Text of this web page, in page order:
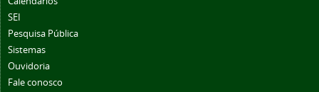
SEI
Pesquisa Pública
Sistemas
Ouvidoria
Fale conosco